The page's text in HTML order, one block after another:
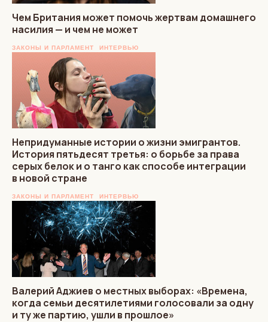
Чем Британия может помочь жертвам домашнего
насилия — и чем не может
ЗАКОНЫ И ПАРЛАМЕНТ ИНТЕРВЬЮ
Непридуманные истории о жизни эмигрантов.
История пятьдесят третья: о борьбе за права
серых белок и о танго как способе интеграции
в новой стране
ЗАКОНЫ И ПАРЛАМЕНТ ИНТЕРВЬЮ
Валерий Аджиев о местных выборах: «Времена,
когда семьи десятилетиями голосовали за одну
и ту же партию, ушли в прошлое»